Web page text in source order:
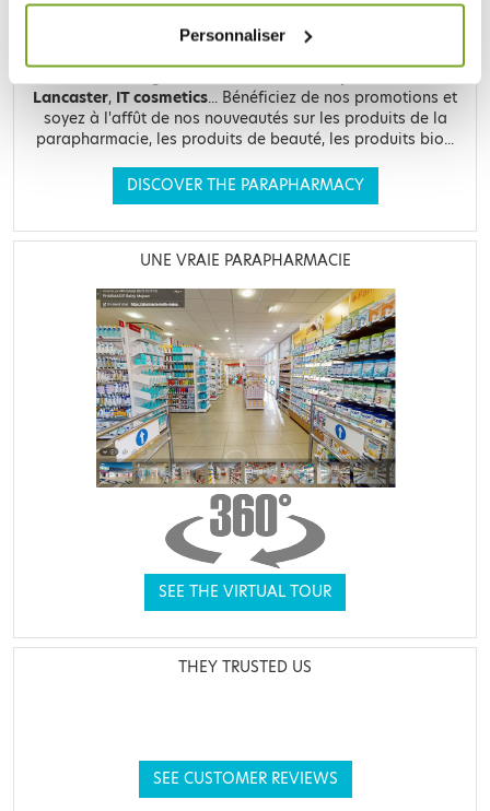
Personnaliser
nombreuses offres et promotions ainsi que toutes vos
Lancaster, IT cosmetics... Bénéficiez de nos promotions et
soyez à l'affût de nos nouveautés sur les produits de la
parapharmacie, les produits de beauté, les produits bio...
DISCOVER THE PARAPHARMACY
UNE VRAIE PARAPHARMACIE
SEE THE VIRTUAL TOUR
THEY TRUSTED US
SEE CUSTOMER REVIEWS